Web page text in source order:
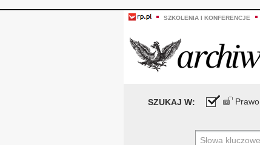
SZKOLENIA I KONFERENCJE
SZUKAJ W: Prawo